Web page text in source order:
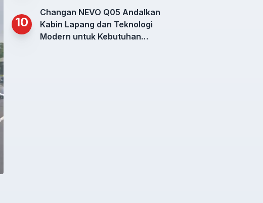
10
Changan NEVO Q05 Andalkan
Kabin Lapang dan Teknologi
Modern untuk Kebutuhan